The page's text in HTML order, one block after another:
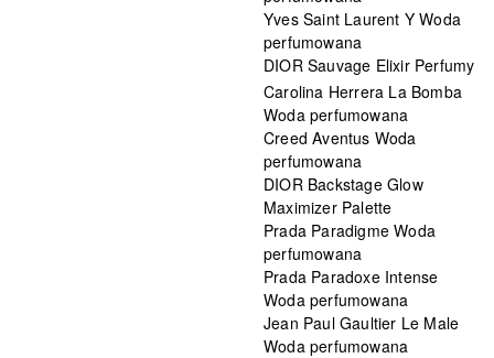
Yves Saint Laurent Y Woda
perfumowana
DIOR Sauvage Elixir Perfumy
Carolina Herrera La Bomba
Woda perfumowana
Creed Aventus Woda
perfumowana
DIOR Backstage Glow
Maximizer Palette
Prada Paradigme Woda
perfumowana
Prada Paradoxe Intense
Woda perfumowana
Jean Paul Gaultier Le Male
Woda perfumowana